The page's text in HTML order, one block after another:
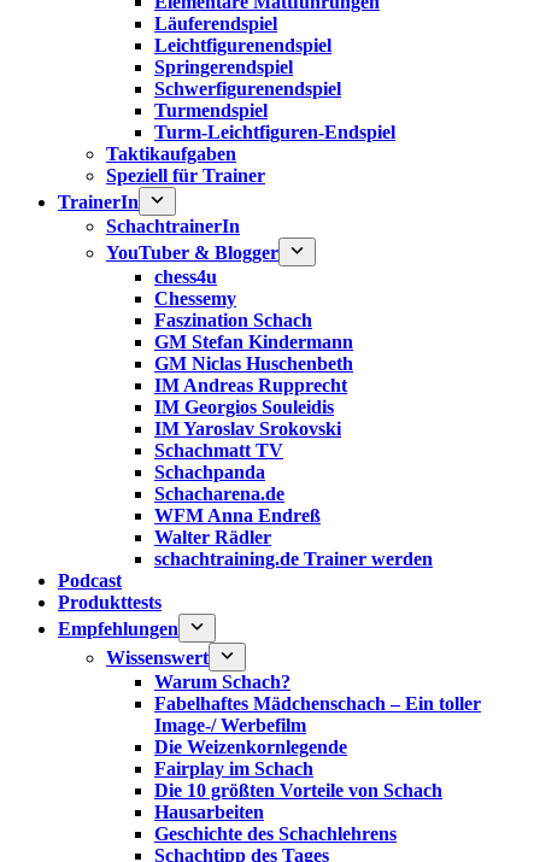
Läuferendspiel
Leichtfigurenendspiel
Springerendspiel
Schwerfigurenendspiel
Turmendspiel
Turm-Leichtfiguren-Endspiel
Taktikaufgaben
Speziell für Trainer
TrainerIn
SchachtrainerIn
YouTuber & Blogger
chess4u
Chessemy
Faszination Schach
GM Stefan Kindermann
GM Niclas Huschenbeth
IM Andreas Rupprecht
IM Georgios Souleidis
IM Yaroslav Srokovski
Schachmatt TV
Schachpanda
Schacharena.de
WFM Anna Endreß
Walter Rädler
schachtraining.de Trainer werden
Podcast
Produkttests
Empfehlungen
Wissenswert
Warum Schach?
Fabelhaftes Mädchenschach – Ein toller
Image-/ Werbefilm
Die Weizenkornlegende
Fairplay im Schach
Die 10 größten Vorteile von Schach‎
Hausarbeiten
Geschichte des Schachlehrens
Schachtipp des Tages